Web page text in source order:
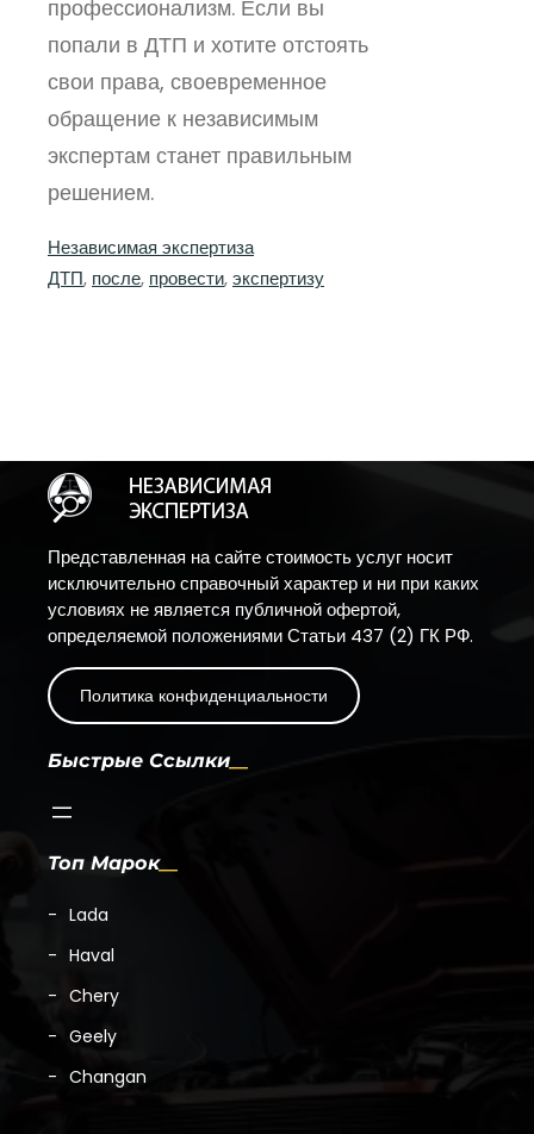
профессионализм. Если вы
попали в ДТП и хотите отстоять
свои права, своевременное
обращение к независимым
экспертам станет правильным
решением.
Независимая экспертиза
ДТП, после, провести, экспертизу
Представленная на сайте стоимость услуг носит
исключительно справочный характер и ни при каких
условиях не является публичной офертой,
определяемой положениями Статьи 437 (2) ГК РФ.
Политика конфиденциальности
Быстрые Ссылки
Топ Марок
Lada
Haval
Chery
Geely
Changan